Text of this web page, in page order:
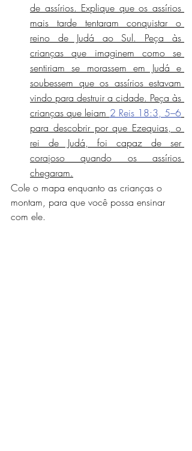
de assírios. Explique que os assírios
mais tarde tentaram conquistar o
reino de Judá ao Sul. Peça às
crianças que imaginem como se
sentiriam se morassem em Judá e
soubessem que os assírios estavam
vindo para destruir a cidade. Peça às
crianças que leiam 2 Reis 18:3, 5–6
para descobrir por que Ezequias, o
rei de Judá, foi capaz de ser
corajoso quando os assírios
chegaram.
Cole o mapa enquanto as crianças o
montam, para que você possa ensinar
com ele.